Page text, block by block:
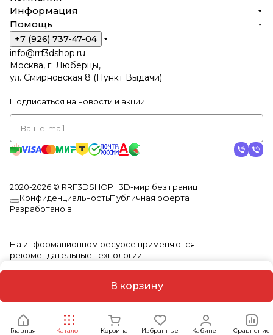
В корзину
Главная Каталог Корзина Избранные Кабинет Сравнение
Информация
Помощь
+7 (926) 737-47-04
info@rrf3dshop.ru
Москва, г. Люберцы,
ул. Смирновская 8 (Пункт Выдачи)
Подписаться на новости и акции
2020-2026 © RRF3DSHOP | 3D-мир без границ
КонфиденциальностьПубличная оферта
Разработано в
На информационном ресурсе применяются
рекомендательные технологии